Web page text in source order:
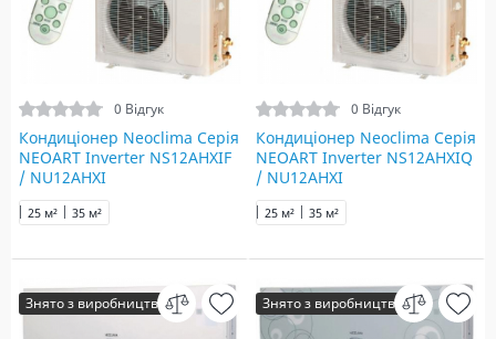
0 Відгук
Кондиціонер Neoclima Серія
NEOART Inverter NS12AHXIF
/ NU12AHXI
25 м² 35 м²
0 Відгук
Кондиціонер Neoclima Серія
NEOART Inverter NS12AHXIQ
/ NU12AHXI
25 м² 35 м²
Знято з виробництва Знято з виробництва